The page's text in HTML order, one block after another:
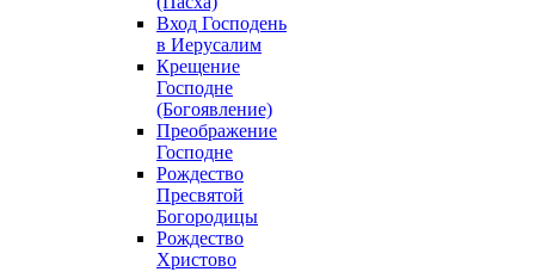
Вход Господень
в Иерусалим
Крещение
Господне
(Богоявление)
Преображение
Господне
Рождество
Пресвятой
Богородицы
Рождество
Христово